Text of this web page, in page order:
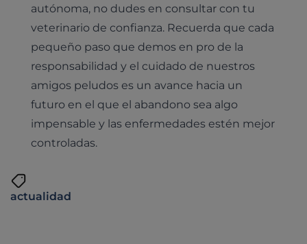
autónoma, no dudes en consultar con tu
veterinario de confianza. Recuerda que cada
pequeño paso que demos en pro de la
responsabilidad y el cuidado de nuestros
amigos peludos es un avance hacia un
futuro en el que el abandono sea algo
impensable y las enfermedades estén mejor
controladas.
actualidad